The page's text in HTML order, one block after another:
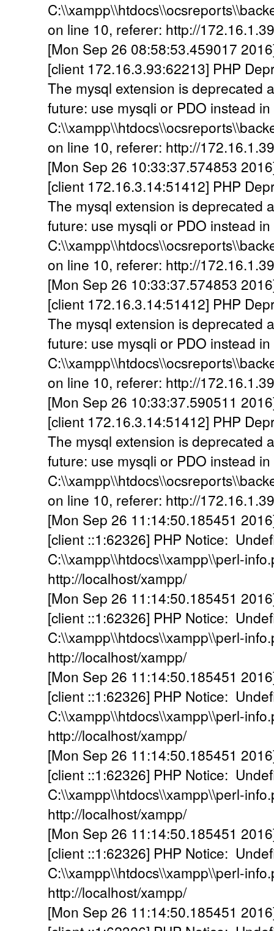
on line 10, referer: http://
[Mon Sep 26 08:58:53.459017
[client 172.16.3.93:62213] PHP
The mysql extension is deprecated
future: use mysqli or PDO instead in
on line 10, referer: http://
[Mon Sep 26 10:33:37.574853
[client 172.16.3.14:51412] PHP
The mysql extension is deprecated
future: use mysqli or PDO instead in
on line 10, referer: http://
[Mon Sep 26 10:33:37.574853
[client 172.16.3.14:51412] PHP
The mysql extension is deprecated
future: use mysqli or PDO instead in
on line 10, referer: http://
[Mon Sep 26 10:33:37.590511
[client 172.16.3.14:51412] PHP
The mysql extension is deprecated
future: use mysqli or PDO instead in
on line 10, referer: http://
[Mon Sep 26 11:14:50.185451
[client ::1:62326] PHP Notice:
C:\\xampp\\htdocs\\xampp\\perl-
http://localhost/xampp/
[Mon Sep 26 11:14:50.185451
[client ::1:62326] PHP Notice:
C:\\xampp\\htdocs\\xampp\\perl-
http://localhost/xampp/
[Mon Sep 26 11:14:50.185451
[client ::1:62326] PHP Notice:
C:\\xampp\\htdocs\\xampp\\perl-
http://localhost/xampp/
[Mon Sep 26 11:14:50.185451
[client ::1:62326] PHP Notice:
C:\\xampp\\htdocs\\xampp\\perl-
http://localhost/xampp/
[Mon Sep 26 11:14:50.185451
[client ::1:62326] PHP Notice:
C:\\xampp\\htdocs\\xampp\\perl-
http://localhost/xampp/
[Mon Sep 26 11:14:50.185451